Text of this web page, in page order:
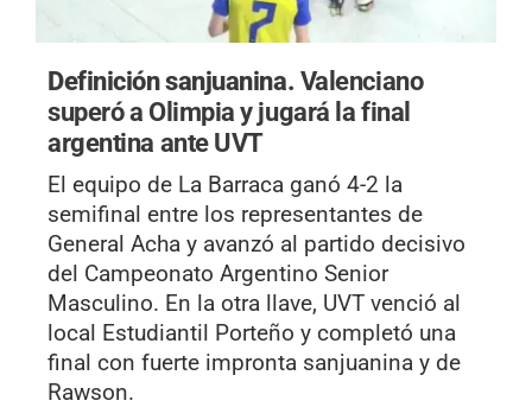
Definición sanjuanina. Valenciano
superó a Olimpia y jugará la final
argentina ante UVT
El equipo de La Barraca ganó 4-2 la
semifinal entre los representantes de
General Acha y avanzó al partido decisivo
del Campeonato Argentino Senior
Masculino. En la otra llave, UVT venció al
local Estudiantil Porteño y completó una
final con fuerte impronta sanjuanina y de
Rawson.